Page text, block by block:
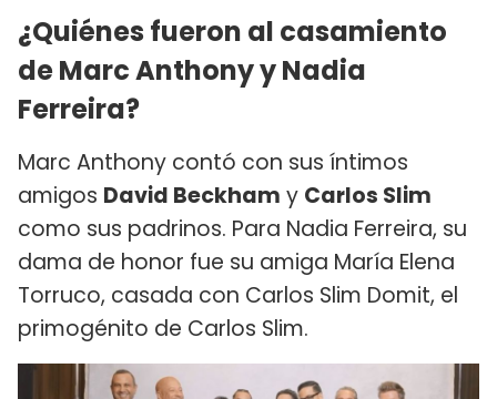
¿Quiénes fueron al casamiento
de Marc Anthony y Nadia
Ferreira?
Marc Anthony contó con sus íntimos
amigos David Beckham y Carlos Slim
como sus padrinos. Para Nadia Ferreira, su
dama de honor fue su amiga María Elena
Torruco, casada con Carlos Slim Domit, el
primogénito de Carlos Slim.